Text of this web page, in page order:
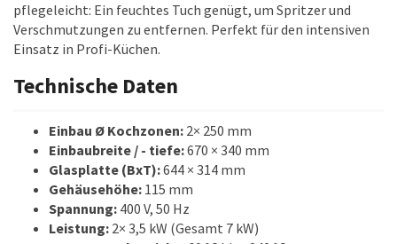
pflegeleicht: Ein feuchtes Tuch genügt, um Spritzer und
Verschmutzungen zu entfernen. Perfekt für den intensiven
Einsatz in Profi-Küchen.
Technische Daten
Einbau Ø Kochzonen: 2× 250 mm
Einbaubreite / - tiefe:670 × 340 mm
Glasplatte (BxT):644 × 314 mm
Gehäusehöhe: 115 mm
Spannung: 400 V, 50 Hz
Leistung: 2× 3,5 kW (Gesamt 7 kW)